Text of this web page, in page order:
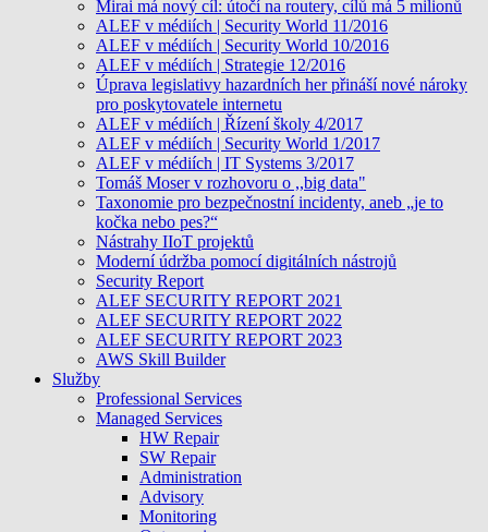
Mirai má nový cíl: útočí na routery, cílů má 5 milionů
ALEF v médiích | Security World 11/2016
ALEF v médiích | Security World 10/2016
ALEF v médiích | Strategie 12/2016
Úprava legislativy hazardních her přináší nové nároky
pro poskytovatele internetu
ALEF v médiích | Řízení školy 4/2017
ALEF v médiích | Security World 1/2017
ALEF v médiích | IT Systems 3/2017
Tomáš Moser v rozhovoru o ,,big data"
Taxonomie pro bezpečnostní incidenty, aneb „je to
kočka nebo pes?“
Nástrahy IIoT projektů
Moderní údržba pomocí digitálních nástrojů
Security Report
ALEF SECURITY REPORT 2021
ALEF SECURITY REPORT 2022
ALEF SECURITY REPORT 2023
AWS Skill Builder
Služby
Professional Services
Managed Services
HW Repair
SW Repair
Administration
Advisory
Monitoring